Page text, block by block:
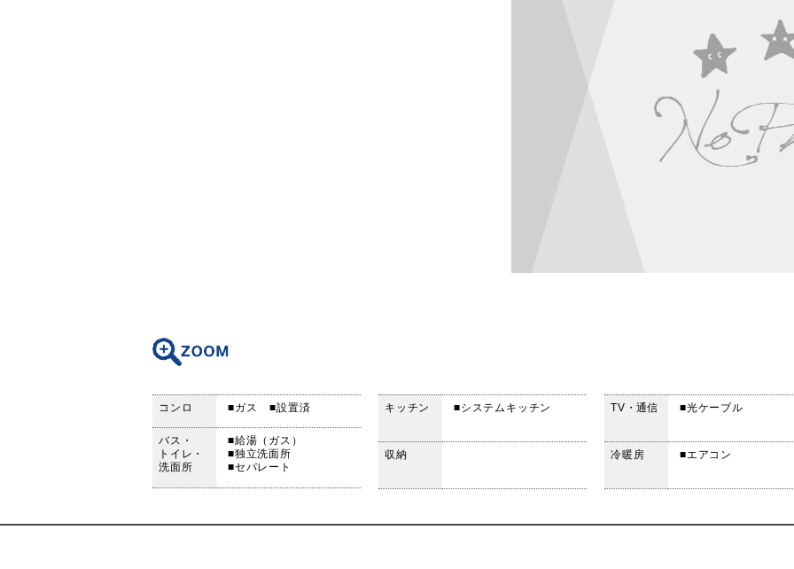
コンロ ■ガス ■設置済
バス・
トイレ・
洗面所
■給湯（ガス）
■独立洗面所
■セパレート
キッチン ■システムキッチン
収納
TV・通信 ■光ケーブル
冷暖房 ■エアコン